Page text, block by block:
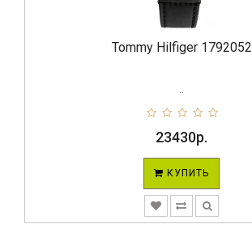
Tommy Hilfiger 1792052
23430р.
КУПИТЬ